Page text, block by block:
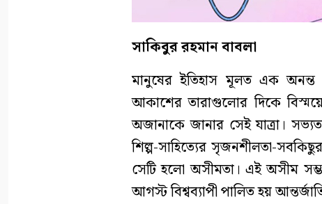
সাকিবুর রহমান বাবলা
মানুষের ইতিহাস মূলত এক অনন্ত
আকাশের তারাগুলোর দিকে
অজানাকে জানার সেই যাত্রা।
শিল্প-সাহিত্যের সৃজনশীলতা-
সেটি হলো অসীমতা। এই অসীম
আগস্ট বিশ্বব্যাপী পালিত হয়